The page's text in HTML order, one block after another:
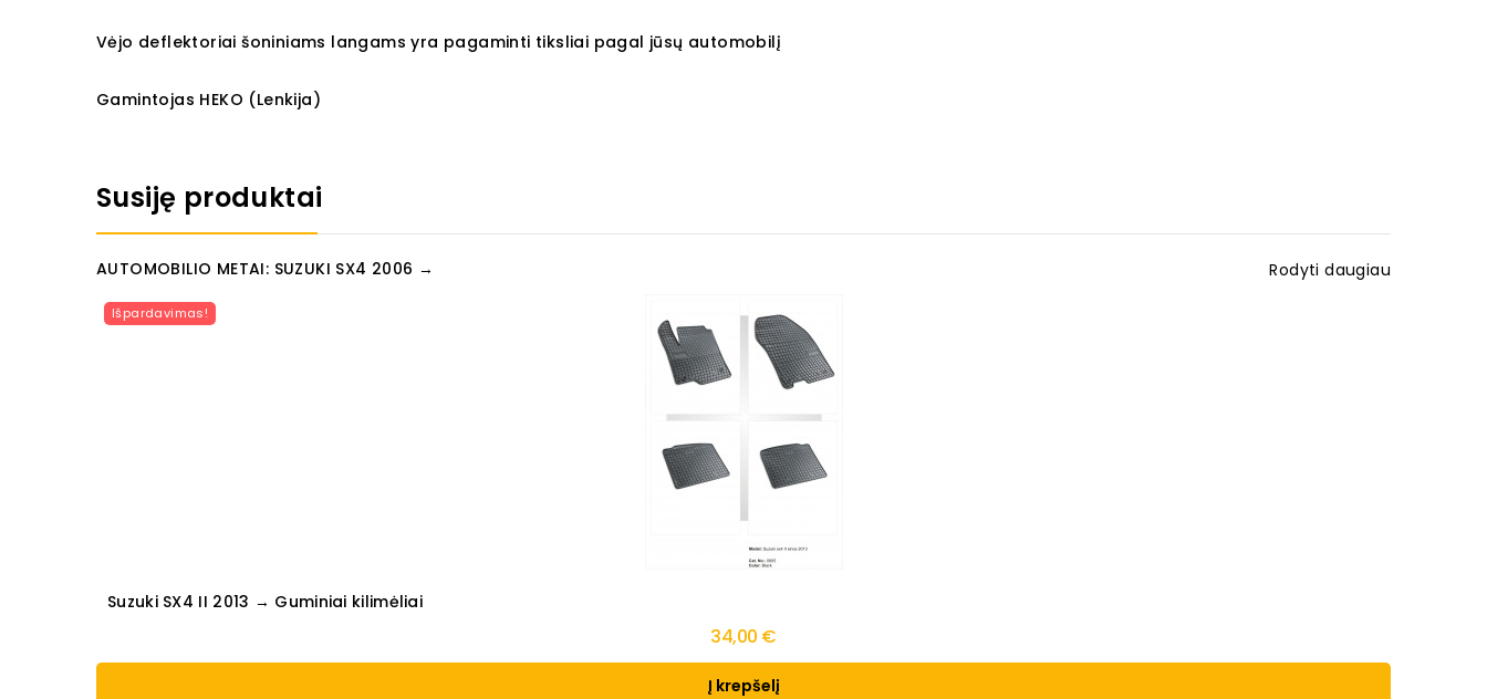
Vėjo deflektoriai šoniniams langams yra pagaminti tiksliai pagal jūsų automobilį
Gamintojas HEKO (Lenkija)
Susiję produktai
AUTOMOBILIO METAI: SUZUKI SX4 2006 → Rodyti daugiau
Išpardavimas!
Suzuki SX4 II 2013 → Guminiai kilimėliai
34,00 €
Į krepšelį